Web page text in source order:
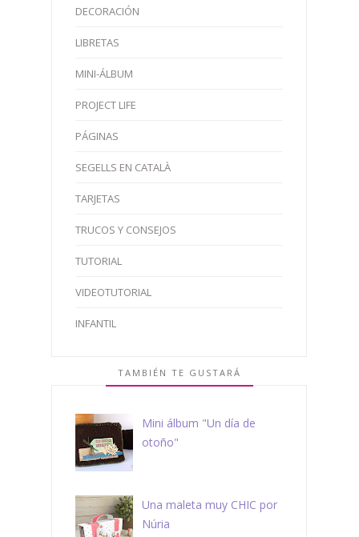
DECORACIÓN
LIBRETAS
MINI-ÁLBUM
PROJECT LIFE
PÁGINAS
SEGELLS EN CATALÀ
TARJETAS
TRUCOS Y CONSEJOS
TUTORIAL
VIDEOTUTORIAL
INFANTIL
TAMBIÉN TE GUSTARÁ
Mini álbum "Un día de
otoño"
Una maleta muy CHIC por
Núria